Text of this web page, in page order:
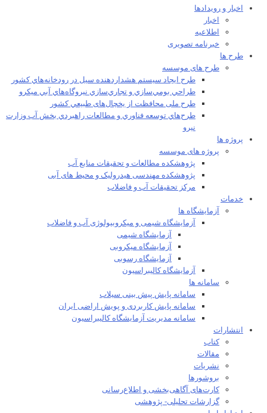
اخبار و رویدادها
اخبار
اطلاعیه
خبرنامه تصویری
طرح ها
طرح های موسسه
طرح ايجاد سيستم هشداردهنده سيل در رودخانه‌هاي كشور
طراحي بومي‌سازي و تجاري‌سازي نيروگاه‌هاي آبي ميکرو
طرح ملی محافظت از يخچال‌های طبيعي كشور
طرح‌هاي توسعه فناوري و مطالعات راهبردي بخش آب وزارت
نيرو
پروژه ها
پروژه های موسسه
پژوهشکده مطالعات و تحقيقات منابع آب
پژوهشکده مهندسی هیدرولیک و محیط های آبی
مرکز تحقیقات آب و فاضلاب
خدمات
آزمایشگاه ها
آزمایشگاه شیمی و میکروبیولوژی آب و فاضلاب
آزمایشگاه شیمی
آزمایشگاه میکروبی
آزمایشگاه رسوبی
آزمایشگاه کالیبراسیون
سامانه ها
سامانه پایش پیش بینی سیلاب
سامانه پایش کاربردی و پویش اراضی ایران
سامانه مدیریت آزمایشگاه کالیبراسیون
انتشارات
کتاب
مقالات
نشریات
بروشورها
کارت‌های آگاهی‌بخشی و اطلاع‌رسانی
گزارشات تحلیلی- پژوهشی